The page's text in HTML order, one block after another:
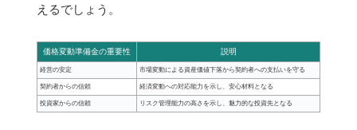
えるでしょう。
価格変動準備金の重要性 説明
経営の安定 市場変動による資産価値下落から契約者への支払いを守る
契約者からの信頼 経済変動への対応能力を示し、安心材料となる
投資家からの信頼 リスク管理能力の高さを示し、魅力的な投資先となる